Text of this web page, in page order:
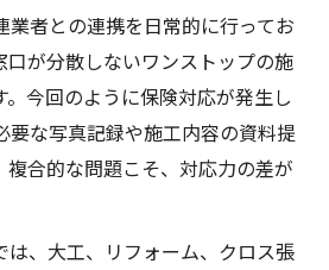
業者との連携を日常的に行ってお
口が分散しないワンストップの施
今回のように保険対応が発生し
要な写真記録や施工内容の資料提
複合的な問題こそ、対応力の差が
は、大工、リフォーム、クロス張